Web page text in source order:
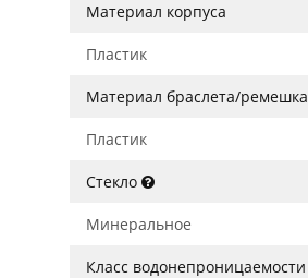
Материал корпуса
Пластик
Материал браслета/ремешка
Пластик
Стекло
Минеральное
Класс водонепроницаемости